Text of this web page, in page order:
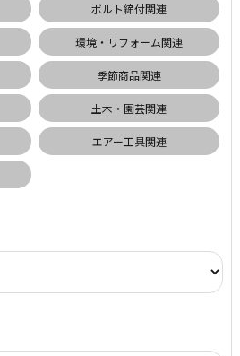
ボルト締付関連
環境・リフォーム関連
季節商品関連
土木・園芸関連
エアー工具関連